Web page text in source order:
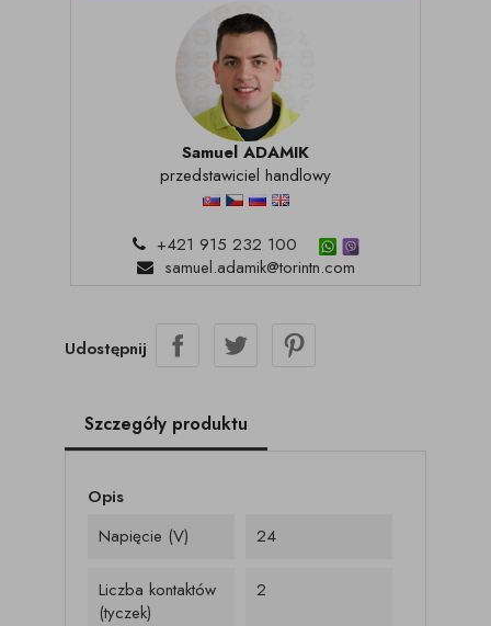
Samuel ADAMIK
przedstawiciel handlowy
+421 915 232 100
samuel.adamik@torintn.com
Udostępnij
Szczegóły produktu
Opis
Napięcie (V)
24
Liczba kontaktów
(tyczek)
2